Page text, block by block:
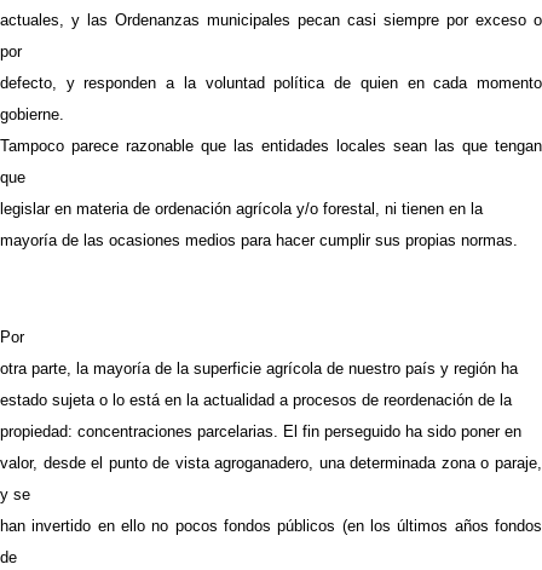
actuales, y las Ordenanzas municipales pecan casi siempre por exceso o
por
defecto, y responden a la voluntad política de quien en cada momento
gobierne.
Tampoco parece razonable que las entidades locales sean las que tengan
que
legislar en materia de ordenación agrícola y/o forestal, ni tienen en la
mayoría de las ocasiones medios para hacer cumplir sus propias normas.
Por
otra parte, la mayoría de la superficie agrícola de nuestro país y región ha
estado sujeta o lo está en la actualidad a procesos de reordenación de la
propiedad: concentraciones parcelarias. El fin perseguido ha sido poner en
valor, desde el punto de vista agroganadero, una determinada zona o paraje,
y se
han invertido en ello no pocos fondos públicos (en los últimos años fondos
de